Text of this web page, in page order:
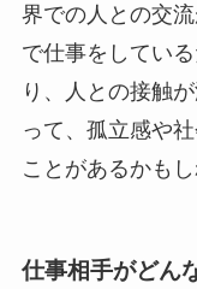
界での人との交
で仕事をしてい
り、人との接触
って、孤立感や
ことがあるかもし
仕事相手がどん